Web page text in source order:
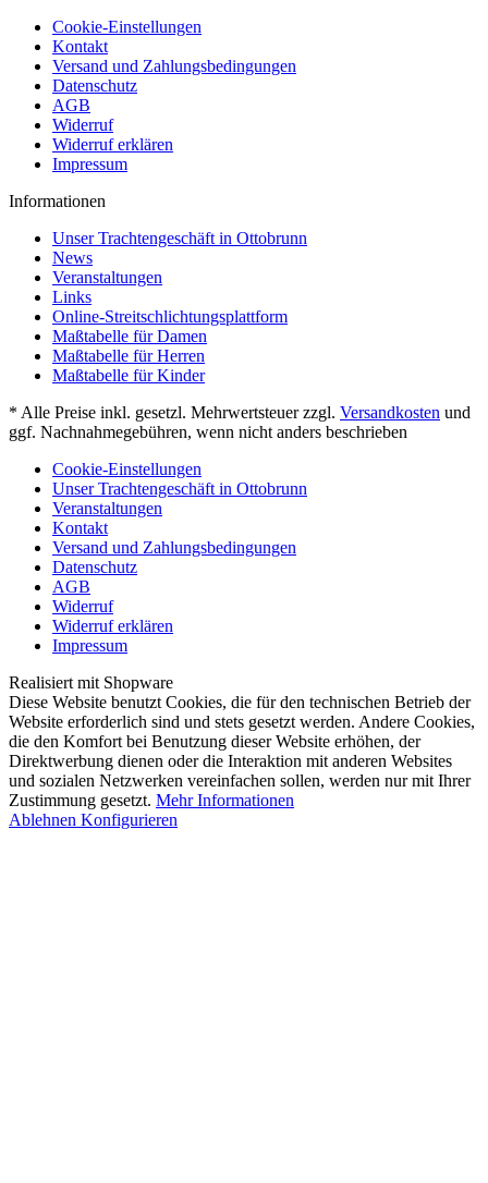
Cookie-Einstellungen
Kontakt
Versand und Zahlungsbedingungen
Datenschutz
AGB
Widerruf
Widerruf erklären
Impressum
Informationen
Unser Trachtengeschäft in Ottobrunn
News
Veranstaltungen
Links
Online-Streitschlichtungsplattform
Maßtabelle für Damen
Maßtabelle für Herren
Maßtabelle für Kinder
* Alle Preise inkl. gesetzl. Mehrwertsteuer zzgl. Versandkosten und
ggf. Nachnahmegebühren, wenn nicht anders beschrieben
Cookie-Einstellungen
Unser Trachtengeschäft in Ottobrunn
Veranstaltungen
Kontakt
Versand und Zahlungsbedingungen
Datenschutz
AGB
Widerruf
Widerruf erklären
Impressum
Realisiert mit Shopware
Diese Website benutzt Cookies, die für den technischen Betrieb der
Website erforderlich sind und stets gesetzt werden. Andere Cookies,
die den Komfort bei Benutzung dieser Website erhöhen, der
Direktwerbung dienen oder die Interaktion mit anderen Websites
und sozialen Netzwerken vereinfachen sollen, werden nur mit Ihrer
Zustimmung gesetzt. Mehr Informationen
Ablehnen Konfigurieren